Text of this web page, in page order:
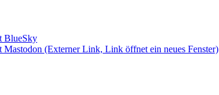
BlueSky
Mastodon (Externer Link, Link öffnet ein neues Fenster)